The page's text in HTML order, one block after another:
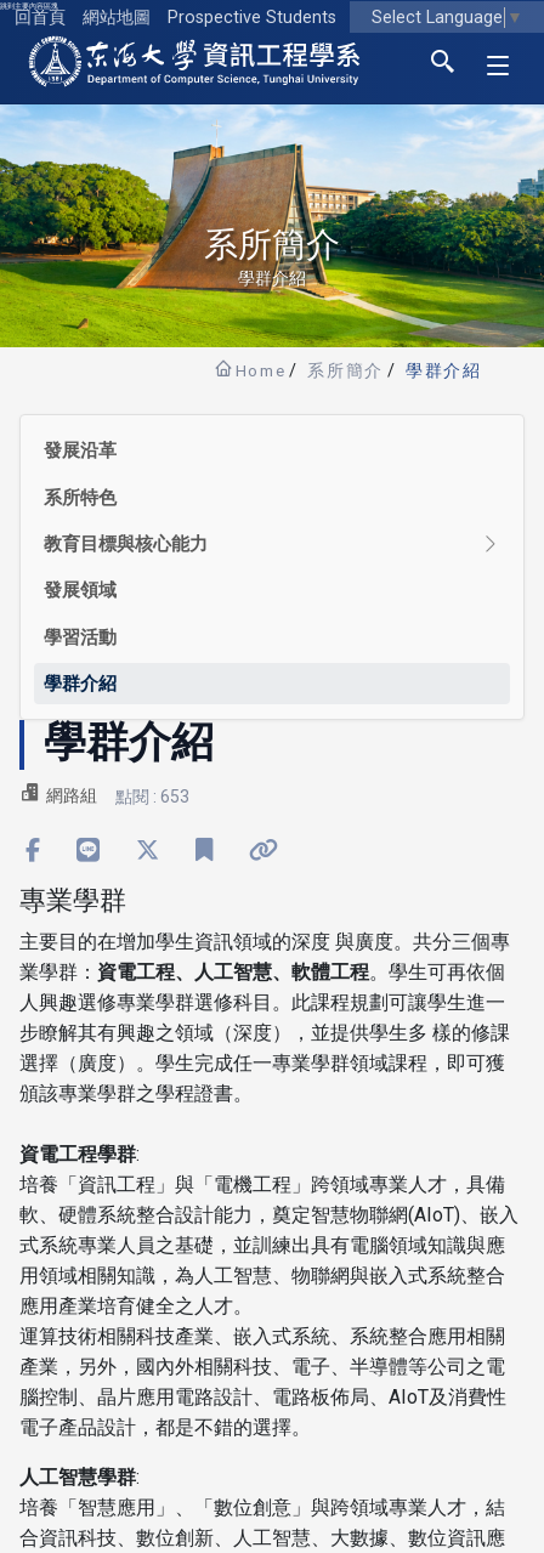
跳到主要內容區塊
回首頁 網站地圖 Prospective Students Select Language ▼
東海大學logo
系所簡介
學群介紹
Home 系所簡介 學群介紹
發展沿革
系所特色
教育目標與核心能力
發展領域
學習活動
學群介紹
學群介紹
網路組 點閱 : 653
專業學群
主要目的在增加學生資訊領域的深度 與廣度。共分三個專
業學群： 資電工程、人工智慧、軟體工程。學生可再依個
人興趣選修專業學群選修科目。此課程規劃可讓學生進一
步瞭解其有興趣之領域（深度），並提供學生多 樣的修課
選擇（廣度）。學生完成任一專業學群領域課程，即可獲
頒該專業學群之學程證書。
資電工程學群:
培養「資訊工程」與「電機工程」跨領域專業人才，具備
軟、硬體系統整合設計能力，奠定智慧物聯網(AIoT)、嵌入
式系統專業人員之基礎，並訓練出具有電腦領域知識與應
用領域相關知識，為人工智慧、物聯網與嵌入式系統整合
應用產業培育健全之人才。
運算技術相關科技產業、嵌入式系統、系統整合應用相關
產業，另外，國內外相關科技、電子、半導體等公司之電
腦控制、晶片應用電路設計、電路板佈局、AIoT及消費性
電子產品設計，都是不錯的選擇。
人工智慧學群:
培養「智慧應用」、「數位創意」與跨領域專業人才，結
合資訊科技、數位創新、人工智慧、大數據、數位資訊應